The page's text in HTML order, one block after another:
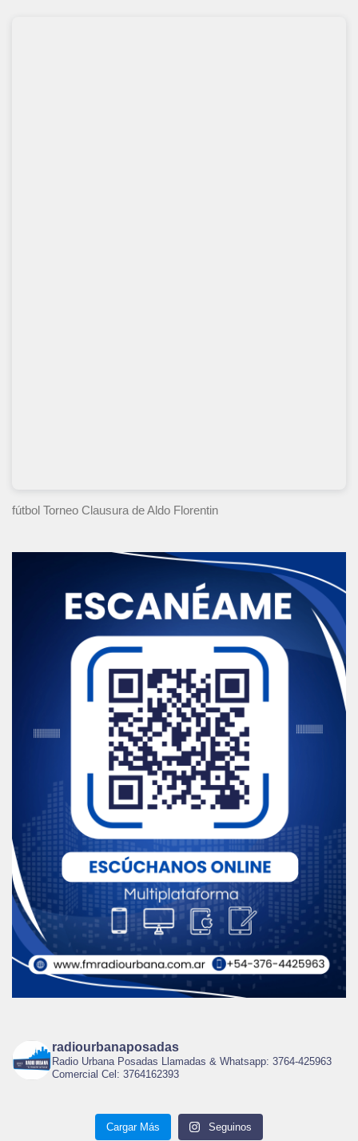
fútbol Torneo Clausura de Aldo Florentin
radiourbanaposadas
Radio Urbana Posadas Llamadas & Whatsapp: 3764-425963
Comercial Cel: 3764162393
Cargar Más Seguinos